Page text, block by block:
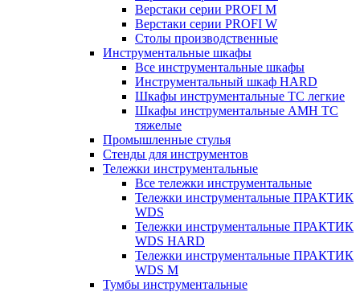
Верстаки серии PROFI M
Верстаки серии PROFI W
Столы производственные
Инструментальные шкафы
Все инструментальные шкафы
Инструментальный шкаф HARD
Шкафы инструментальные ТС легкие
Шкафы инструментальные AMH TC
тяжелые
Промышленные стулья
Стенды для инструментов
Тележки инструментальные
Все тележки инструментальные
Тележки инструментальные ПРАКТИК
WDS
Тележки инструментальные ПРАКТИК
WDS HARD
Тележки инструментальные ПРАКТИК
WDS M
Тумбы инструментальные